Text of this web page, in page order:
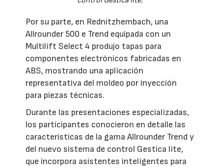
Por su parte, en Rednitzhembach, una
Allrounder 500 e Trend equipada con un
Multilift Select 4 produjo tapas para
componentes electrónicos fabricadas en
ABS, mostrando una aplicación
representativa del moldeo por inyección
para piezas técnicas.
Durante las presentaciones especializadas,
los participantes conocieron en detalle las
características de la gama Allrounder Trend y
del nuevo sistema de control Gestica lite,
que incorpora asistentes inteligentes para